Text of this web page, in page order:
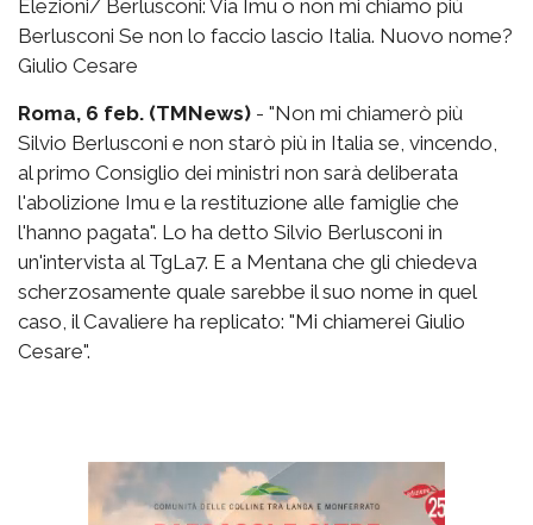
Elezioni/ Berlusconi: Via Imu o non mi chiamo più
Berlusconi Se non lo faccio lascio Italia. Nuovo nome?
Giulio Cesare
Roma, 6 feb. (TMNews) - "Non mi chiamerò più
Silvio Berlusconi e non starò più in Italia se, vincendo,
al primo Consiglio dei ministri non sarà deliberata
l'abolizione Imu e la restituzione alle famiglie che
l'hanno pagata". Lo ha detto Silvio Berlusconi in
un'intervista al TgLa7. E a Mentana che gli chiedeva
scherzosamente quale sarebbe il suo nome in quel
caso, il Cavaliere ha replicato: "Mi chiamerei Giulio
Cesare".